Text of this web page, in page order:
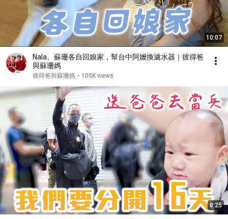
10:07
Nala、蘇珊各自回娘家，幫台中阿嬤換濾水器｜彼得爸
與蘇珊媽
彼得爸與蘇珊媽 • 105K views
8:25